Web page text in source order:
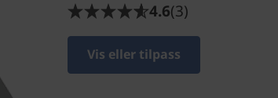
4.6(3)
Vis eller tilpass